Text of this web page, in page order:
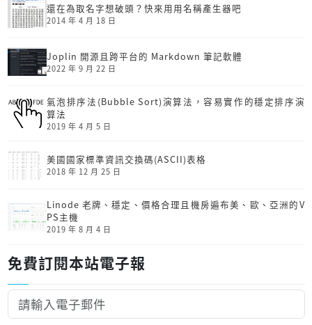
還在為取名字想破頭？快來用用名稱產生器吧
2014 年 4 月 18 日
Joplin 開源且跨平台的 Markdown 筆記軟體
2022 年 9 月 22 日
氣泡排序法(Bubble Sort)演算法，容易實作的穩定排序演
算法
2019 年 4 月 5 日
美國國家標準資訊交換碼(ASCII)表格
2018 年 12 月 25 日
Linode 老牌、穩定、價格合理且機房遍布美、歐、亞洲的V
PS主機
2019 年 8 月 4 日
免費訂閱本站電子報